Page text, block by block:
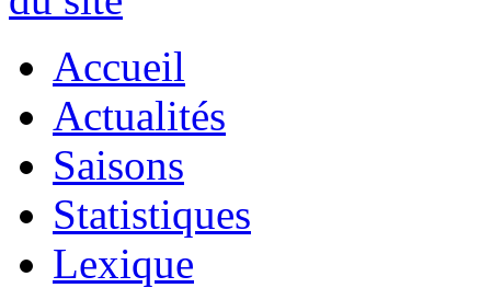
Accueil
Actualités
Saisons
Statistiques
Lexique